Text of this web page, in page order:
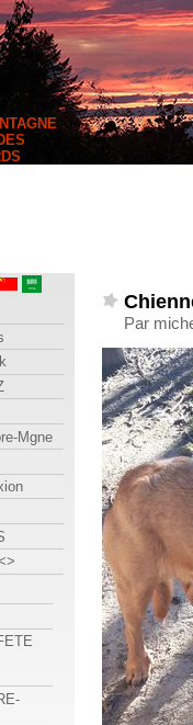
Par
Mgne